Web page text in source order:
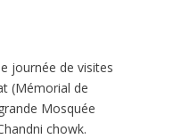
journée de visites
(Mémorial de
Mosquée
chowk.